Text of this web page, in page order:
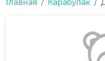
Главная Карабулак